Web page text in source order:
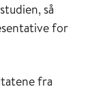
så
for
fra